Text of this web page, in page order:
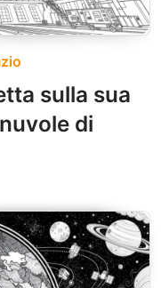
sulla sua
di